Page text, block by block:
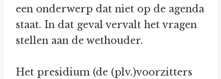
een onderwerp dat niet op de agenda
staat. In dat geval vervalt het vragen
stellen aan de wethouder.
Het presidium (de (plv.)voorzitters